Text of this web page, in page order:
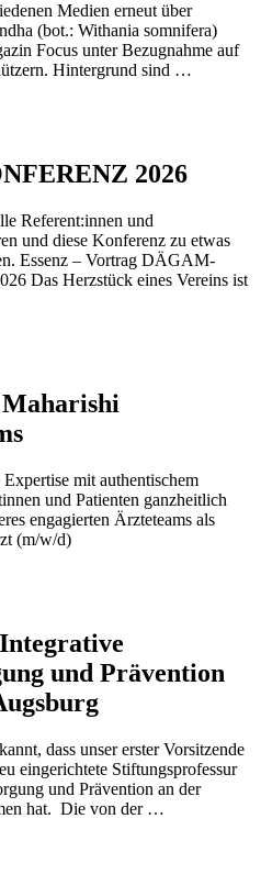
Medien erneut über
(bot.: Withania somnifera)
Focus unter Bezugnahme auf
Hintergrund sind …
2026
Referent:innen und
und diese Konferenz zu etwas
Essenz – Vortrag DÄGAM-
Das Herzstück eines Vereins ist
mit authentischem
und Patienten ganzheitlich
engagierten Ärzteteams als
(m/w/d)
und Prävention
dass unser erster Vorsitzende
eingerichtete Stiftungsprofessur
und Prävention an der
hat. Die von der …